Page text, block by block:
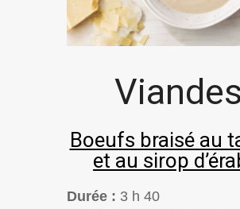
Viandes
Boeufs braisé au
et au sirop
Durée : 3 h 40